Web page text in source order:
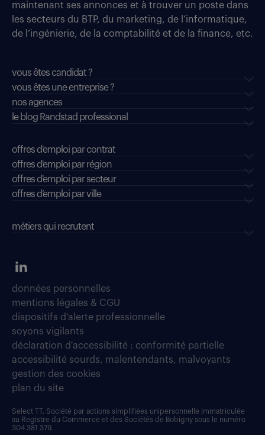
maintenant ses annonces et à trouver un poste dans
les secteurs du BTP, du marketing, de l’informatique,
de l’ingénierie, de la comptabilité et de la finance, etc.
vous êtes candidat ?
vous êtes une entreprise ?
nos agences
le blog Randstad professional
offres d'emploi par contrat
offres d'emploi par région
offres d'emploi par secteur
offres d’emploi par ville
métiers qui recrutent
données personnelles
mentions légales & CGU
dispositifs d'alerte professionnelle
soyons vigilants
déclaration d'accessibilité : conformité partielle
accessibilité sourds, malentendants, malvoyants
gestion des cookies
plan du site
Select TT, Société par actions simplifiées unipersonnelle immatriculée
au Registre du Commerce et des Sociétés de Bobigny sous le numéro
304 381 379.